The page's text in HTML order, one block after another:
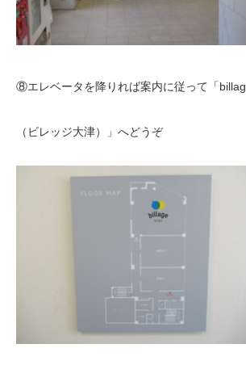
⑧エレベータを降りれば案内に従って「
（ビレッジ大津）」へどうぞ